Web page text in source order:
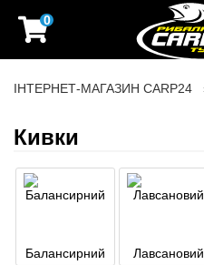
0
ІНТЕРНЕТ-МАГАЗИН CARP24
Кивки
Балансирний Лавсановий